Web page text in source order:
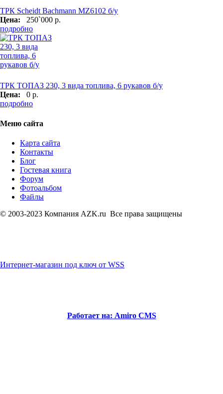
ТРК Scheidt Bachmann MZ6102 б/у
Цена:
250`000 р.
подробно
ТРК ТОПАЗ 230, 3 вида топлива, 6 рукавов б/у
Цена:
0 р.
подробно
Меню сайта
Карта сайта
Контакты
Блог
Гостевая книга
Форум
Фотоальбом
Файлы
© 2003-2023 Компания AZK.ru Все права защищены
Интернет-магазин под ключ от WSS
Работает на: Amiro CMS